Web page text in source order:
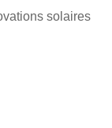
solaires